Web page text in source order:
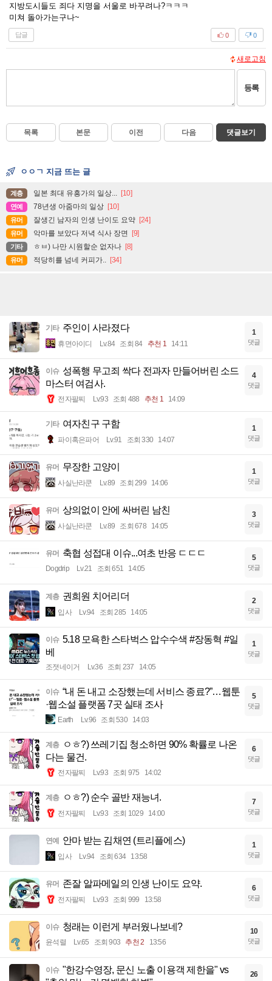
지방도시들도 죄다 지명을 서울로 바꾸려나?ㅋㅋㅋ
미쳐 돌아가는구나~
답글 0
0
새로고침
등록
목록 본문 이전 다음 댓글보기
ㅇㅇㄱ 지금 뜨는 글
계층 일본 최대 유흥가의 일상... [10]
연예 78년생 아줌마의 일상 [10]
유머 잘생긴 남자의 인생 난이도 요약 [24]
유머 악마를 보았다 저녁 식사 장면 [9]
기타 ㅎㅂ) 나만 시원할순 없자나 [8]
유머 적당히를 넘네 커피가.. [34]
기타 주인이 사라졌다
휴면아이디 Lv.84 조회 84 추천 1 14:11
1
댓글
이슈 성폭행 무고죄 싹다 전과자 만들어버린 소드
마스터 여검사.
전자팔찌 Lv.93 조회 488 추천 1 14:09
4
댓글
기타 여자친구 구함
파이혹은파어 Lv.91 조회 330 14:07
1
댓글
유머 무장한 고양이
사실난라쿤 Lv.89 조회 299 14:06
1
댓글
유머 상의없이 안에 싸버린 남친
사실난라쿤 Lv.89 조회 678 14:05
3
댓글
유머 축협 성접대 이슈...여초 반응 ㄷㄷㄷ
Dogdrip Lv.21 조회 651 14:05
5
댓글
계층 권희원 치어리더
입사 Lv.94 조회 285 14:05
2
댓글
이슈 5.18 모욕한 스타벅스 압수수색 #장동혁 #일
베
조졋네이거 Lv.36 조회 237 14:05
1
댓글
이슈 “내 돈 내고 소장했는데 서비스 종료?”…웹툰
·웹소설 플랫폼 7곳 실태 조사
Earth Lv.96 조회 530 14:03
5
댓글
계층
ㅇㅎ?) 쓰레기집 청소하면 90% 확률로 나온
다는 물건.
전자팔찌 Lv.93 조회 975 14:02
6
댓글
계층 ㅇㅎ?) 순수 골반 재능녀.
전자팔찌 Lv.93 조회 1029 14:00
7
댓글
연예 안마 받는 김채연 (트리플에스)
입사 Lv.94 조회 634 13:58
1
댓글
유머 존잘 알파메일의 인생 난이도 요약.
전자팔찌 Lv.93 조회 999 13:58
6
댓글
이슈 청래는 이런게 부러웠나보네?
윤석렬 Lv.65 조회 903 추천 2 13:56
10
댓글
이슈 "한강수영장, 문신 노출 이용객 제한을" vs
26